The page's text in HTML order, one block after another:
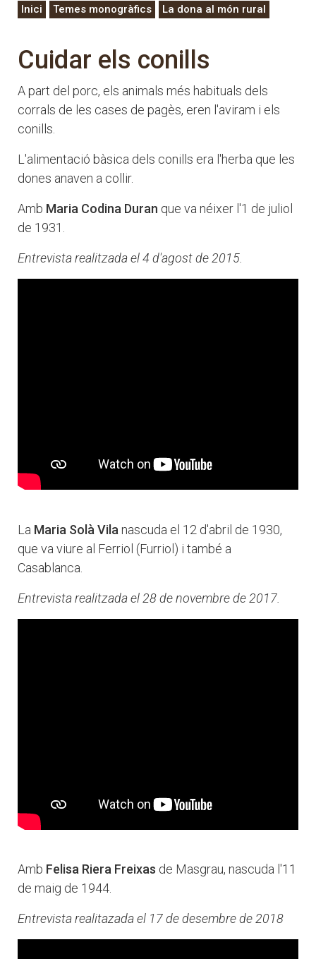
Inici Temes monogràfics La dona al món rural
Cuidar els conills
A part del porc, els animals més habituals dels
corrals de les cases de pagès, eren l'aviram i els
conills.
L'alimentació bàsica dels conills era l'herba que les
dones anaven a collir.
Amb Maria Codina Duran que va néixer l'1 de juliol
de 1931.
Entrevista realitzada el 4 d'agost de 2015.
La Maria Solà Vila nascuda el 12 d'abril de 1930,
que va viure al Ferriol (Furriol) i també a
Casablanca.
Entrevista realitzada el 28 de novembre de 2017.
Amb Felisa Riera Freixas de Masgrau, nascuda l'11
de maig de 1944.
Entrevista realitazada el 17 de desembre de 2018